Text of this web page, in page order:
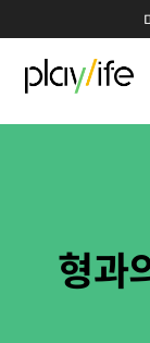
형과